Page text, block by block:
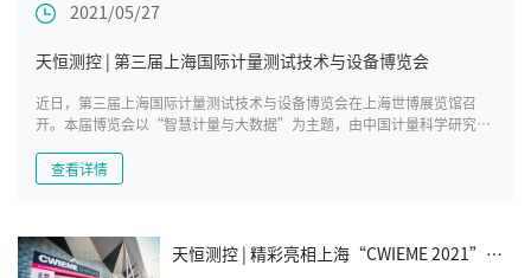
2021/05/27
天恒测控 | 第三届上海国际计量测试技术与设备博览会
近日，第三届上海国际计量测试技术与设备博览会在上海世博展览馆召
开。本届博览会以“智慧计量与大数据”为主题，由中国计量科学研究院
实验室以及大中企业齐聚上海，共商中国计量发展大计
查看详情
天恒测控 | 精彩亮相上海“CWIEME 2021”展